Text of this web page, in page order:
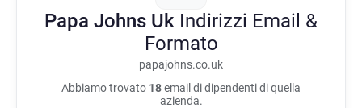
Papa Johns Uk Indirizzi Email &
Formato
papajohns.co.uk
Abbiamo trovato 18email di dipendenti di quella
azienda.